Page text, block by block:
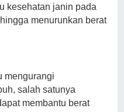
kesehatan janin pada
menurunkan berat
mengurangi
salah satunya
membantu berat